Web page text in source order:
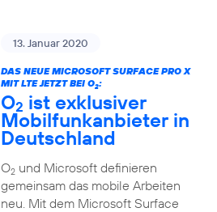
13. Januar 2020
DAS NEUE MICROSOFT SURFACE PRO X
MIT LTE JETZT BEI O2:
O2 ist exklusiver
Mobilfunkanbieter in
Deutschland
O2und Microsoft definieren
gemeinsam das mobile Arbeiten
neu. Mit dem Microsoft Surface